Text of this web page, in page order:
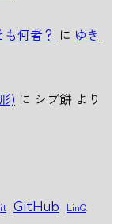
何者？ に ゆき
) に シブ餅 より
GitHub LinQ